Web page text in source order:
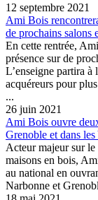
12 septembre 2021
Ami Bois
de prochains salons
En cette rentrée,
présence sur de
L’enseigne partira à
acquéreurs pour
...
26 juin 2021
Ami Bois ouvre
Grenoble et dans
Acteur majeur sur
maisons en bois,
au national en
Narbonne et